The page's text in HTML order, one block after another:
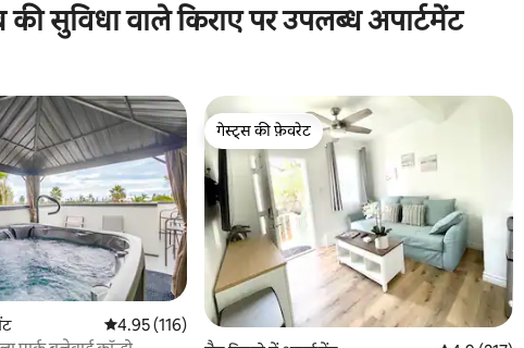
की सुविधा वाले किराए पर उपलब्ध अपार्टमेंट
औसत रेटिंग 5 में से 4.95, 116 समीक्षाएँ
4.95 (116)
गेस्ट्स की फ़ेवरेट
गेस्ट्स की फ़ेवरेट